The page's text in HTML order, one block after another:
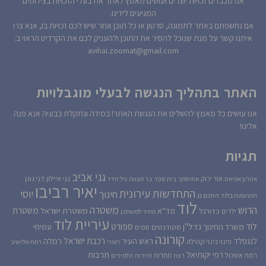
המגיעים לידינו.
אם נחשפתם באתר לתמונה, סרטון או כל תוכן אחר שיש לכם זכויות בו, אנא צרו
איתנו קשר על מנת שנוכל להסיר את התוכן ולהעניק לכם את הקרדיט הראוי ב:
avihai.zoomat@gmail.com
האתר בתהליך הנגשה לבעלי מוגבלויות
אנו עושים כל מאמץ להשלים את הנגשת האתר! במידה ונתקלת בבעיה אנא פנה
אלינו!
תגיות
אהרון אטיאס אור ירוק אחיסמך בית ספר בר מצווה גיל חדד גני אביב גני איילון דני גונן
המהומות בלוד הסכם גג התחדשות עירוניתחינוך יאיר רביבו יוסי
הרוש ילדים כדורגל לוד מד''א מחיר למשתכן משטרה משטרת ישראל משטרת
לוד משרד החינוך נדל''ן סטודנטים סמים ספורט עיריית לוד עמיחי
לנגפלד פינוי בינוי קהילה קורונה ראש העיר רוטרי רכבת ישראל רמלה רמת אלישיב
רמת אשכול רפי יקותיאל רצח תחרות תיירות תלמידים תרבות